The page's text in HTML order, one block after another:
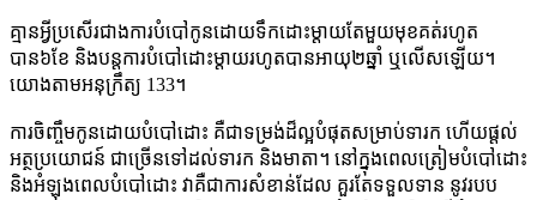
គ្មានអ្វីប្រសើរជាងការបំបៅកូនដោយទឹកដោះម្តាយតែមួយមុខគត់រហូត
បាន៦ខែ និងបន្តការបំបៅដោះម្តាយរហូតបានអាយុ២ឆ្នាំ ឬលើសឡើយ។
យោងតាមអនុក្រឹត្យ 133។
ការចិញ្ចឹមកូនដោយបំបៅដោះ គឺជាទម្រង់ដ៏ល្អបំផុតសម្រាប់ទារក ហើយផ្តល់
អត្ថប្រយោជន៍ ជាច្រើនទៅដល់ទារក និងមាតា។ នៅក្នុងពេលត្រៀមបំបៅដោះ
និងអំឡុងពេលបំបៅដោះ វាគឺជាការសំខាន់ដែល គួរតែទទួលទាន នូវរបប